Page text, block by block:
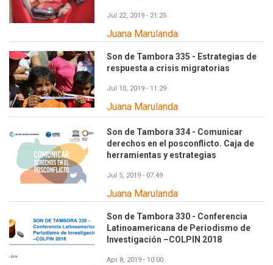
Jul 22, 2019 - 21:25
Juana Marulanda
Son de Tambora 335 - Estrategias de
respuesta a crisis migratorias
Jul 10, 2019 - 11:29
Juana Marulanda
Son de Tambora 334 - Comunicar
derechos en el posconflicto. Caja de
herramientas y estrategias
Jul 5, 2019 - 07:49
Juana Marulanda
Son de Tambora 330 - Conferencia
Latinoamericana de Periodismo de
Investigación –COLPIN 2018
Apr 8, 2019 - 10:00